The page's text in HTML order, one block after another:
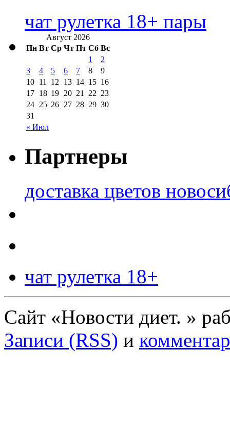
чат рулетка 18+ пары
Август 2026
Пн Вт Ср Чт Пт Сб Вс
« Июл
1
2
3
4 5 6 7 8
9
10 11 12 13 14 15 16
17 18 19 20 21 22 23
24 25 26 27 28 29 30
31
Партнеры
доставка цветов
чат рулетка 18+
Сайт «Новости диет. »
Записи (RSS) и